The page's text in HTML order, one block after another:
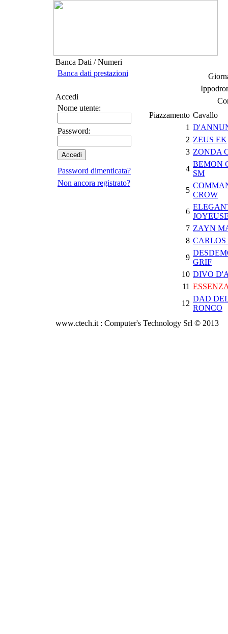
Banca Dati / Numeri
Banca dati prestazioni
Accedi
Nome utente:
Password:
Password dimenticata?
Non ancora registrato?
Piazzamento Cavallo
1
2 ZEUS EK
3 ZONDA
4
BEMON
SM
5
CROW
6
7 ZAYN
8 CARLOS
9
GRIF
10 DIVO
11
12
DAD
RONCO
www.ctech.it : Computer's Technology Srl © 2013